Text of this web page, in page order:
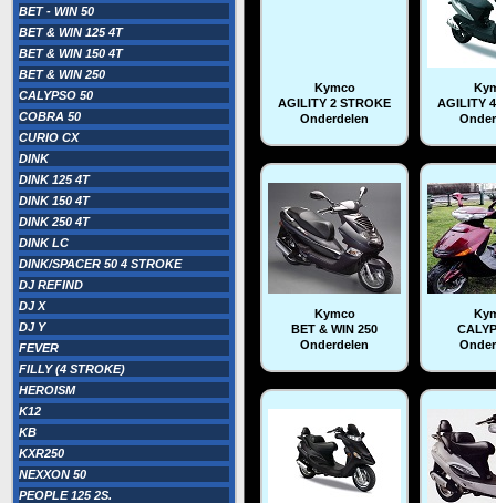
BET - WIN 50
BET & WIN 125 4T
BET & WIN 150 4T
BET & WIN 250
CALYPSO 50
COBRA 50
CURIO CX
DINK
DINK 125 4T
DINK 150 4T
DINK 250 4T
DINK LC
DINK/SPACER 50 4 STROKE
DJ REFIND
DJ X
DJ Y
FEVER
FILLY (4 STROKE)
HEROISM
K12
KB
KXR250
NEXXON 50
PEOPLE 125 2S.
Kymco
AGILITY 2 STROKE
Onderdelen
AGILITY
Kymco
BET & WIN 250
Onderdelen